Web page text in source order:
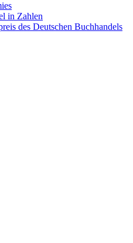
in Zahlen
des Deutschen Buchhandels